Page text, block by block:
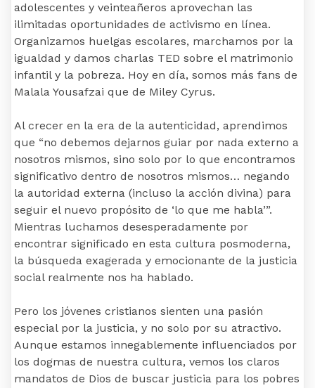
adolescentes y veinteañeros aprovechan las
ilimitadas oportunidades de activismo en línea.
Organizamos huelgas escolares, marchamos por la
igualdad y damos charlas TED sobre el matrimonio
infantil y la pobreza. Hoy en día, somos más fans de
Malala Yousafzai que de Miley Cyrus.
Al crecer en la era de la autenticidad, aprendimos
que “no debemos dejarnos guiar por nada externo a
nosotros mismos, sino solo por lo que encontramos
significativo dentro de nosotros mismos… negando
la autoridad externa (incluso la acción divina) para
seguir el nuevo propósito de ‘lo que me habla’”.
Mientras luchamos desesperadamente por
encontrar significado en esta cultura posmoderna,
la búsqueda exagerada y emocionante de la justicia
social realmente nos ha hablado.
Pero los jóvenes cristianos sienten una pasión
especial por la justicia, y no solo por su atractivo.
Aunque estamos innegablemente influenciados por
los dogmas de nuestra cultura, vemos los claros
mandatos de Dios de buscar justicia para los pobres